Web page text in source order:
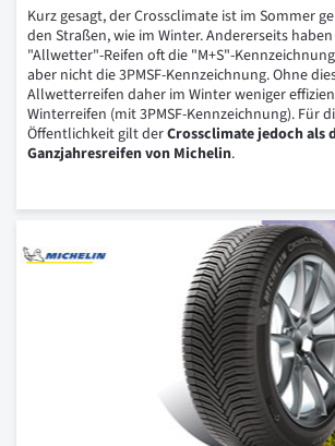
Kurz gesagt, der Crossclimate ist im Sommer
den Straßen, wie im Winter. Andererseits
"Allwetter"-Reifen oft die "M+S"-
aber nicht die 3PMSF-Kennzeichnung. Ohne
Allwetterreifen daher im Winter weniger
Winterreifen (mit 3PMSF-Kennzeichnung). Für
Öffentlichkeit gilt derCrossclimate jedoch als
Ganzjahresreifen von Michelin.